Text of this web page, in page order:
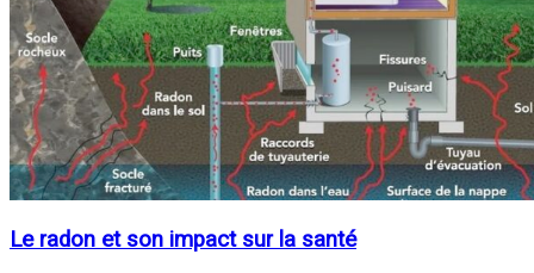
Le radon et son impact sur la santé